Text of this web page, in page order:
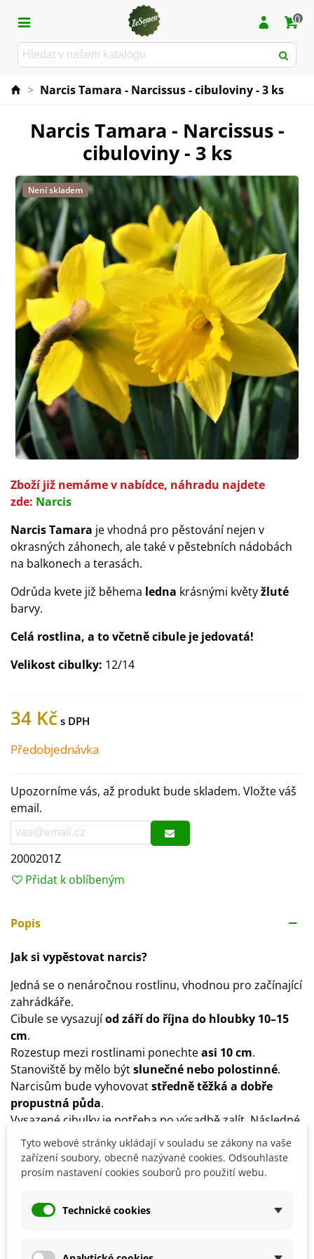
0
> Narcis Tamara - Narcissus - cibuloviny - 3 ks
Narcis Tamara - Narcissus -
cibuloviny - 3 ks
Není skladem
Zboží již nemáme v nabídce, náhradu najdete
zde: Narcis
Narcis Tamara je vhodná pro pěstování nejen v
okrasných záhonech, ale také v pěstebních nádobách
na balkonech a terasách.
Odrůda kvete již běhema ledna krásnými květyžluté
barvy.
Celá rostlina, a to včetně cibule je jedovatá!
Velikost cibulky: 12/14
34 Kč
Předobjednávka
Upozorníme vás, až produkt bude skladem. Vložte váš
email.
2000201Z
Přidat k oblíbeným
Popis
Jak si vypěstovat narcis?
Jedná se o nenáročnou rostlinu, vhodnou pro začínající
zahrádkáře.
Cibule se vysazujíod září do října do hloubky 10–15
cm.
Rozestup mezi rostlinami ponechteasi 10 cm.
Stanoviště by mělo býtslunečné nebo polostinné.
Narcisům bude vyhovovatstředně těžká a dobře
propustná půda.
Vysazené cibulky je potřeba po výsadbě zalít. Následné
přílišné zalévání není vhodné. Stačí jednou za čas
vydatnější zálivka.
Narcisy můžete přihnojovat v období
Je vhodné na zimu zakrýt cibule slámou, chvojím či
rašelinou.
Narcisy lze nechat v přirozeném prostředí celoročně, je
Tyto webové stránky ukládají v souladu se zákony na vaše
zařízení soubory, obecně nazývané cookies. Odsouhlaste
prosím nastavení cookies souborů pro použití webu.
Technické cookies